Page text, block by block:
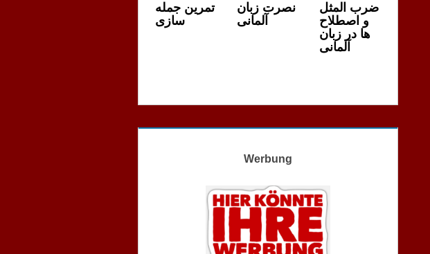
تمرین جمله
سازی
نصرت زبان
آلمانی
ضرب المثل
و اصطلاح
ها در زبان
آلمانی
Werbung